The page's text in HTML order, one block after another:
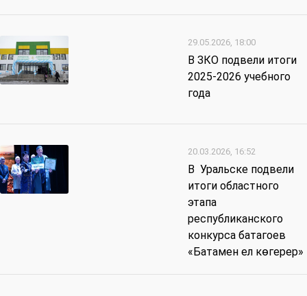
29.05.2026, 18:00
В ЗКО подвели итоги
2025-2026 учебного
года
20.03.2026, 16:52
В Уральске подвели
итоги областного
этапа
республиканского
конкурса батагоев
«Батамен ел көгерер»